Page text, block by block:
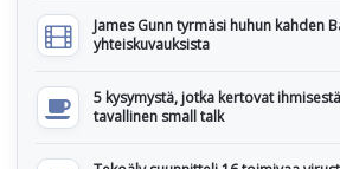
James Gunn tyrmäsi huhun kahden
yhteiskuvauksista
5 kysymystä, jotka kertovat
tavallinen small talk